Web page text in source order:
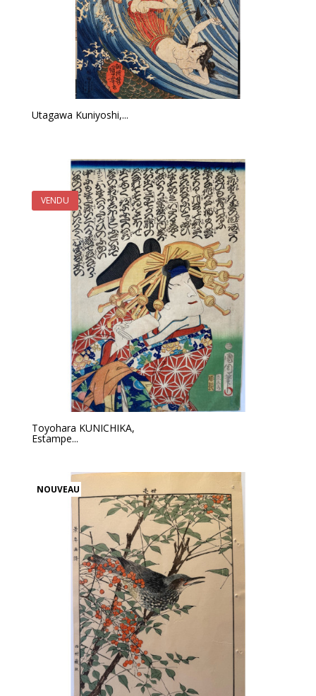
Utagawa Kuniyoshi,...
Toyohara KUNICHIKA,
Estampe...
VENDU
NOUVEAU